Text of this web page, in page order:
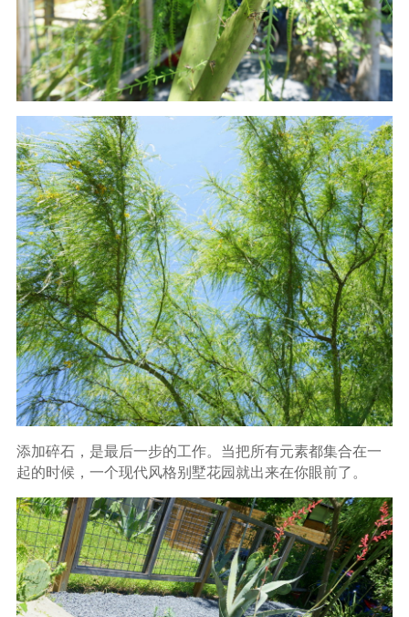
添加碎石，是最后一步的工作。当把所有元素都集合在一
起的时候，一个现代风格别墅花园就出来在你眼前了。